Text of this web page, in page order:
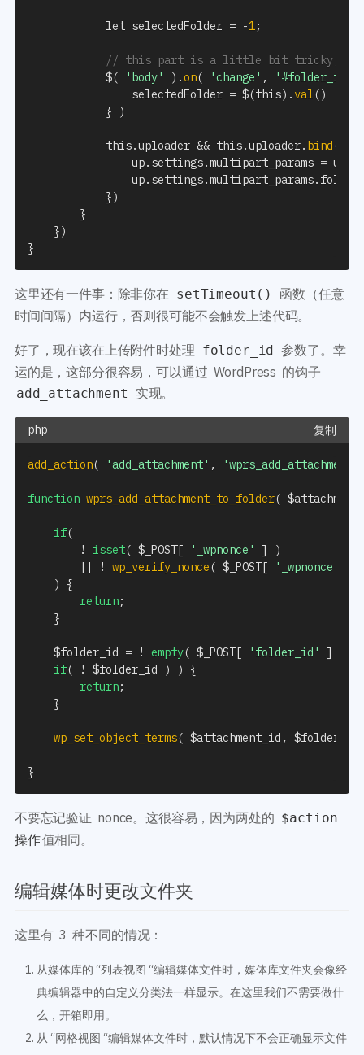
			let selectedFolder
= -1;
// this part is a little bit tricky, but
			$
( 'body' ) .on( 'change' , '#folder_id'
				selectedFolder
= $(this) . val()
}
)
			this
.uploader && this.uploader. bind(
				up
. settings.multipart_params = up
				up
. settings.multipart_params.
})
}
})
}
这里还有一件事：除非你在 setTimeout()
函数（任意
时间间隔）内运行，否则很可能不会触发上述代码。
好了，现在该在上传附件时处理 folder_id 参数了。幸
运的是，这部分很容易，可以通过 WordPress 的钩子
add_attachment 实现。
复制
add_action( 'add_attachment' ,
function wprs_add_attachment_to_folder(
if(
!
isset( $_POST[ '_wpnonce' ]
)
||
! wp_verify_nonce( $_POST[ '_wpnonce'
)
{
return;
}
$folder_id = ! empty( $_POST[ 'folder_id' ]
if( ! $folder_id ) )
{
return;
}
wp_set_object_terms( $attachment_id , $folder_id
}
不要忘记验证 nonce。这很容易，因为两处的 $action
操作值相同。
编辑媒体时更改文件夹
这里有 3 种不同的情况：
从媒体库的 “列表视图 “编辑媒体文件时，媒体库文件夹会像经
典编辑器中的自定义分类法一样显示。在这里我们不需要做什
么，开箱即用。
从 “网格视图 “编辑媒体文件时，默认情况下不会正确显示文件